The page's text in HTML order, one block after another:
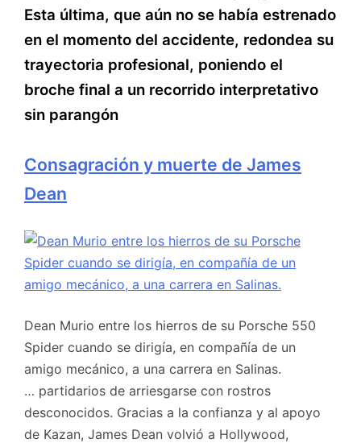
Esta última, que aún no se había estrenado
en el momento del accidente, redondea su
trayectoria profesional, poniendo el
broche final a un recorrido interpretativo
sin parangón
Consagración y muerte de James
Dean
Dean Murio entre los hierros de su Porsche 550
Spider cuando se dirigía, en compañía de un
amigo mecánico, a una carrera en Salinas.
… partidarios de arriesgarse con rostros
desconocidos. Gracias a la confianza y al apoyo
de Kazan, James Dean volvió a Hollywood,